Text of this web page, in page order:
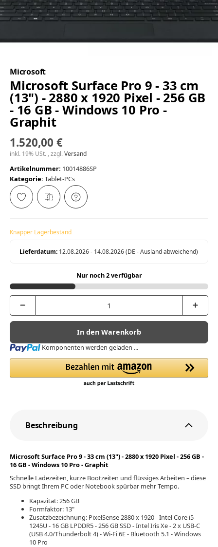
Microsoft
Microsoft Surface Pro 9 - 33 cm
(13") - 2880 x 1920 Pixel - 256 GB
- 16 GB - Windows 10 Pro -
Graphit
1.520,00 €
inkl. 19% USt. , zzgl.Versand
Artikelnummer: 10014886SP
Kategorie: Tablet-PCs
Knapper Lagerbestand
Lieferdatum: 12.08.2026 - 14.08.2026(DE - Ausland abweichend)
Nur noch 2 verfügbar
In den Warenkorb
Loading... Komponenten werden geladen ...
Beschreibung
Microsoft Surface Pro 9 - 33 cm (13") - 2880 x 1920 Pixel - 256 GB -
16 GB - Windows 10 Pro - Graphit
Schnelle Ladezeiten, kurze Bootzeiten und flüssiges Arbeiten – diese
SSD bringt Ihrem PC oder Notebook spürbar mehr Tempo.
Kapazität: 256 GB
Formfaktor: 13"
Zusatzbezeichnung: PixelSense 2880 x 1920 - Intel Core i5-
1245U - 16 GB LPDDR5 - 256 GB SSD - Intel Iris Xe - 2 x USB-C
(USB 4.0/Thunderbolt 4) - Wi-Fi 6E - Bluetooth 5.1 - Windows
10 Pro